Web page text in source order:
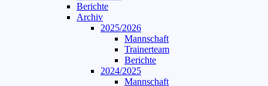
Berichte
Archiv
2025/2026
Mannschaft
Trainerteam
Berichte
2024/2025
Mannschaft